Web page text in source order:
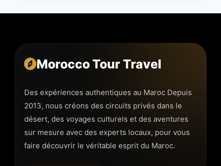
Morocco Tour Travel
Des expériences authentiques au Maroc Depuis
2013, nous créons des circuits privés dans le
désert, des voyages culturels et des aventures
sur mesure avec des experts locaux, pour vous
faire découvrir le véritable esprit du Maroc.